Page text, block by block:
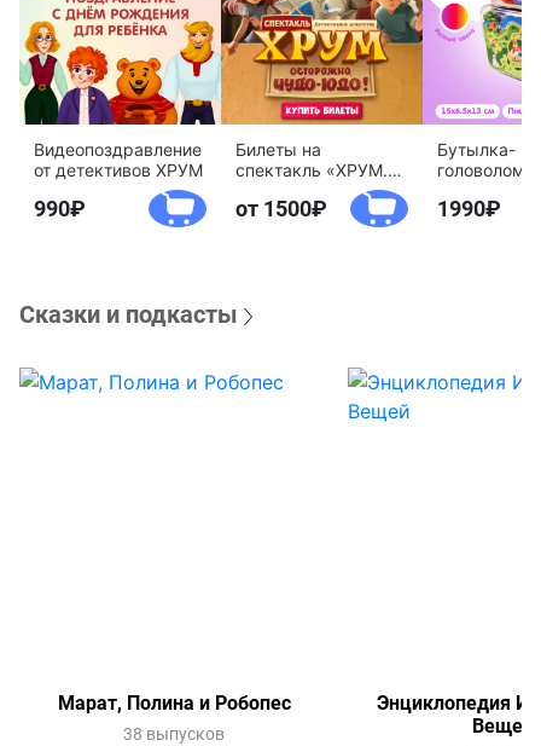
Видеопоздравление
от детективов ХРУМ
990
Билеты на
спектакль «ХРУМ.
Осторожно, Чудо-
Юдо!»
от 1500
Бутылка-
агентство
1990
Сказки и подкасты
Марат, Полина и Робопес
38 выпусков
Энциклопедия
Вещей